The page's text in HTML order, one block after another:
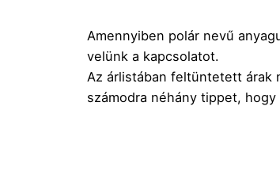
Amennyiben polár nevű
velünk a kapcsolatot.
Az árlistában feltüntetett árak
számodra néhány tippet,